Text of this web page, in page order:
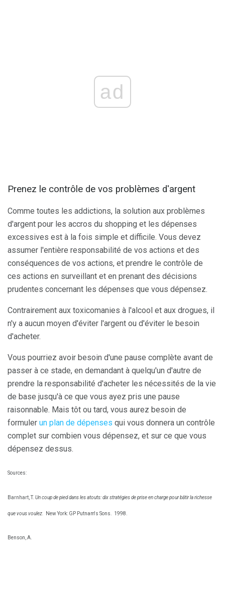
ad
Prenez le contrôle de vos problèmes d'argent
Comme toutes les addictions, la solution aux problèmes
d'argent pour les accros du shopping et les dépenses
excessives est à la fois simple et difficile. Vous devez
assumer l'entière responsabilité de vos actions et des
conséquences de vos actions, et prendre le contrôle de
ces actions en surveillant et en prenant des décisions
prudentes concernant les dépenses que vous dépensez.
Contrairement aux toxicomanies à l'alcool et aux drogues, il
n'y a aucun moyen d'éviter l'argent ou d'éviter le besoin
d'acheter.
Vous pourriez avoir besoin d'une pause complète avant de
passer à ce stade, en demandant à quelqu'un d'autre de
prendre la responsabilité d'acheter les nécessités de la vie
de base jusqu'à ce que vous ayez pris une pause
raisonnable. Mais tôt ou tard, vous aurez besoin de
formuler un plan de dépenses qui vous donnera un contrôle
complet sur combien vous dépensez, et sur ce que vous
dépensez dessus.
Sources:
Barnhart, T. Un coup de pied dans les atouts: dix stratégies de prise en charge pour bâtir la richesse
que vous voulez. New York: GP Putnam's Sons. 1998.
Benson, A.